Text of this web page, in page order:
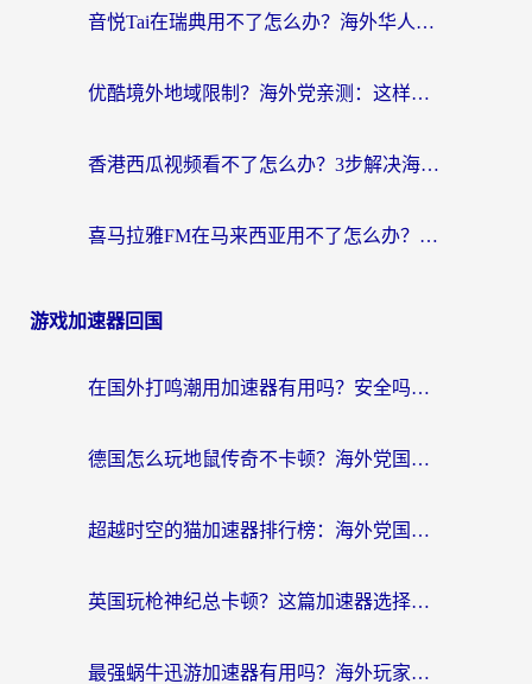
音悦Tai在瑞典用不了怎么办？海外华人追剧听歌的实用指南
优酷境外地域限制？海外党亲测：这样看国内剧再也不卡（附3个实用场景解决）
香港西瓜视频看不了怎么办？3步解决海外追剧难题，附靠谱加速器推荐
喜马拉雅FM在马来西亚用不了怎么办？海外华人亲测有效的回国加速指南
游戏加速器回国
在国外打鸣潮用加速器有用吗？安全吗？海外玩家国服游戏加速全指南
德国怎么玩地鼠传奇不卡顿？海外党国服游戏加速全攻略（含战双EVE实用指南）
超越时空的猫加速器排行榜：海外党国服游戏不卡顿的终极选择指南
英国玩枪神纪总卡顿？这篇加速器选择指南帮你告别延迟（附实测推荐）
最强蜗牛迅游加速器有用吗？海外玩家国服游戏加速避坑指南（附德国玩忍者必须死3流星蝴蝶剑解决办法）